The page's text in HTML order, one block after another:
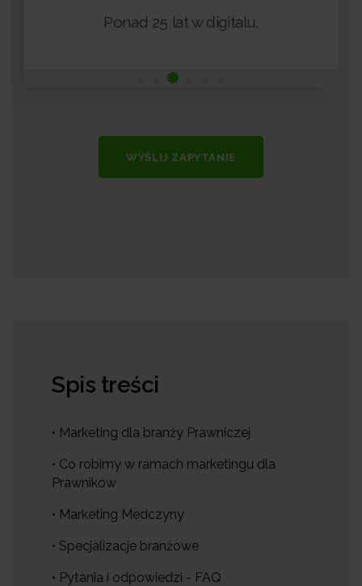
Ponad 25 lat w digitalu.
WYŚLIJ ZAPYTANIE
Spis treści
• Marketing dla branży Prawniczej
• Co robimy w ramach marketingu dla
Prawników
• Marketing Medczyny
• Specjalizacje branżowe
• Pytania i odpowiedzi - FAQ